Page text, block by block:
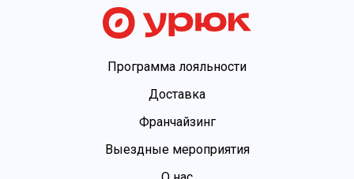
Программа лояльности
Доставка
Франчайзинг
Выездные мероприятия